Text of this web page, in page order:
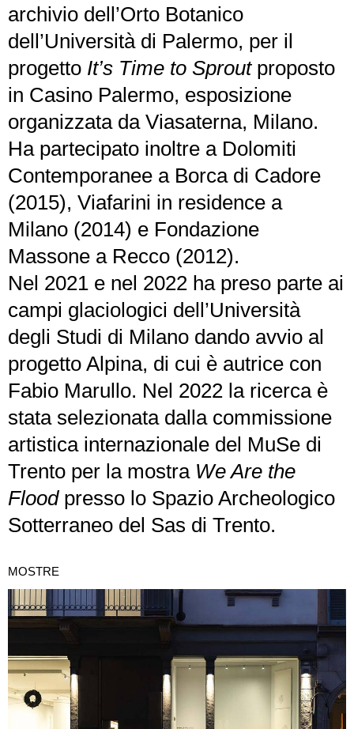
archivio dell’Orto Botanico
dell’Università di Palermo, per il
progetto It’s Time to Sproutproposto
in Casino Palermo, esposizione
organizzata da Viasaterna, Milano.
Ha partecipato inoltre a Dolomiti
Contemporanee a Borca di Cadore
(2015), Viafarini in residence a
Milano (2014) e Fondazione
Massone a Recco (2012).
Nel 2021 e nel 2022 ha preso parte ai
campi glaciologici dell’Università
degli Studi di Milano dando avvio al
progetto Alpina, di cui è autrice con
Fabio Marullo. Nel 2022 la ricerca è
stata selezionata dalla commissione
artistica internazionale del MuSe di
Trento per la mostra We Are the
Floodpresso lo Spazio Archeologico
Sotterraneo del Sas di Trento.
MOSTRE